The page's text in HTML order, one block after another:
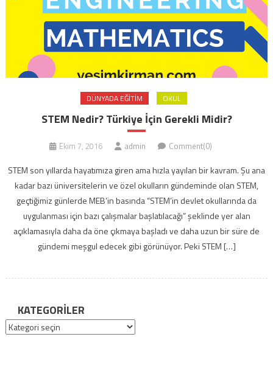
DÜNYADA EĞITIM OKUL
STEM Nedir? Türkiye İçin Gerekli Midir?
Ekim 7, 2016 admin Comment(0)
STEM son yıllarda hayatımıza giren ama hızla yayılan bir kavram. Şu ana
kadar bazı üniversitelerin ve özel okulların gündeminde olan STEM,
geçtiğimiz günlerde MEB’in basında “STEM’in devlet okullarında da
uygulanması için bazı çalışmalar başlatılacağı” şeklinde yer alan
açıklamasıyla daha da öne çıkmaya başladı ve daha uzun bir süre de
gündemi meşgul edecek gibi görünüyor. Peki STEM […]
KATEGORILER
Kategoriler